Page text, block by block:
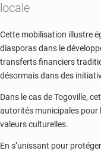
locale
Cette mobilisation illustre
diasporas dans le
transferts financiers
désormais dans des
Dans le cas de Togoville,
autorités municipales pour
valeurs culturelles.
En s’unissant pour